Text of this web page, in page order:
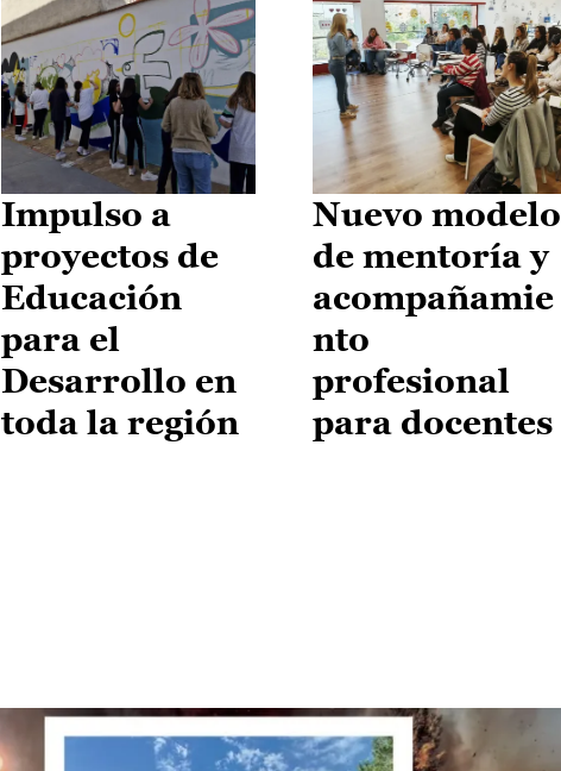
Impulso a
proyectos de
Educación
para el
Desarrollo en
toda la región
Nuevo modelo
de mentoría y
acompañamie
nto
profesional
para docentes